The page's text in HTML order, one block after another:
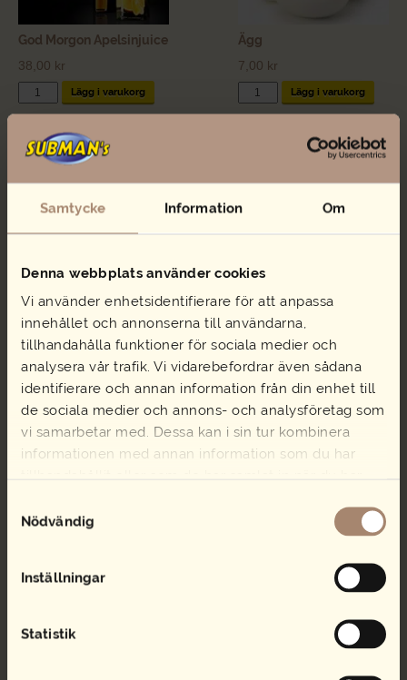
Samtycke Information Om
Denna webbplats använder cookies
Vi använder enhetsidentifierare för att anpassa
innehållet och annonserna till användarna,
tillhandahålla funktioner för sociala medier och
analysera vår trafik. Vi vidarebefordrar även sådana
identifierare och annan information från din enhet till
de sociala medier och annons- och analysföretag som
vi samarbetar med. Dessa kan i sin tur kombinera
informationen med annan information som du har
Nödvändig
Inställningar
Statistik
God Morgon Apelsinjuice
38,00 kr
God
Morgon
mängd
Lägg i varukorg
Ägg
7,00 kr
Ägg
mängd
Lägg i varukorg
Äppeljuice
mängd
Lägg i varukorg
ost EKO
41,00kr
Stor
dubbelfralla
med
ost
EKO
mängd
SALLAD
STUDENTCATERING
LANDGÅNG OCH SNITTAR